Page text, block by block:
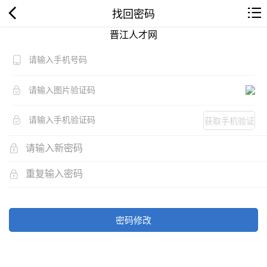
找回密码
晋江人才网
获取手机验证
密码修改